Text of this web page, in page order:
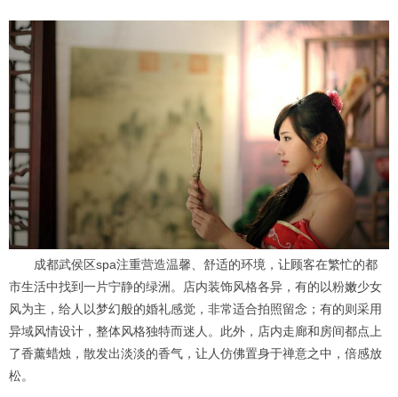
成都武侯区spa注重营造温馨、舒适的环境，让顾客在繁忙的都
市生活中找到一片宁静的绿洲。店内装饰风格各异，有的以粉嫩少女
风为主，给人以梦幻般的婚礼感觉，非常适合拍照留念；有的则采用
异域风情设计，整体风格独特而迷人。此外，店内走廊和房间都点上
了香薰蜡烛，散发出淡淡的香气，让人仿佛置身于禅意之中，倍感放
松。